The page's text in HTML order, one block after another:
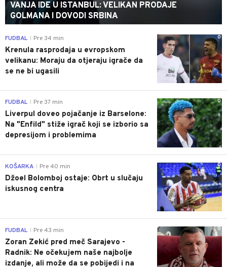
VANJA IDE U ISTANBUL: VELIKAN PRODAJE
GOLMANA I DOVODI SRBINA
0
FUDBAL Pre 34 min
Krenula rasprodaja u evropskom
velikanu: Moraju da otjeraju igrače da
se ne bi ugasili
0
FUDBAL Pre 37 min
Liverpul doveo pojačanje iz Barselone:
Na "Enfild" stiže igrač koji se izborio sa
depresijom i problemima
0
KOŠARKA Pre 40 min
Džoel Bolomboj ostaje: Obrt u slučaju
iskusnog centra
0
FUDBAL Pre 43 min
Zoran Zekić pred meč Sarajevo -
Radnik: Ne očekujem naše najbolje
izdanje, ali može da se pobijedi i na